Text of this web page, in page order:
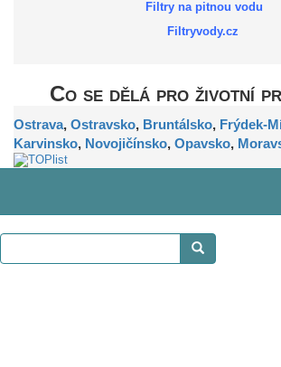
Filtry na pitnou vodu
Filtryvody.cz
Co se dělá pro životní
Ostrava, Ostravsko, Bruntálsko, Frýdek-
Karvinsko, Novojičínsko, Opavsko,